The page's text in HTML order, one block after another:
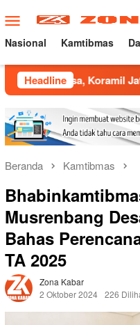
ke
konten
Menu
Mobile
Nasional Kamtibmas
Headline
Koramil Jatiwangi
Beranda Kamtibmas
Musrenbang
Bahas
TA 2025
Zona Kabar
2 Oktober 2024 226